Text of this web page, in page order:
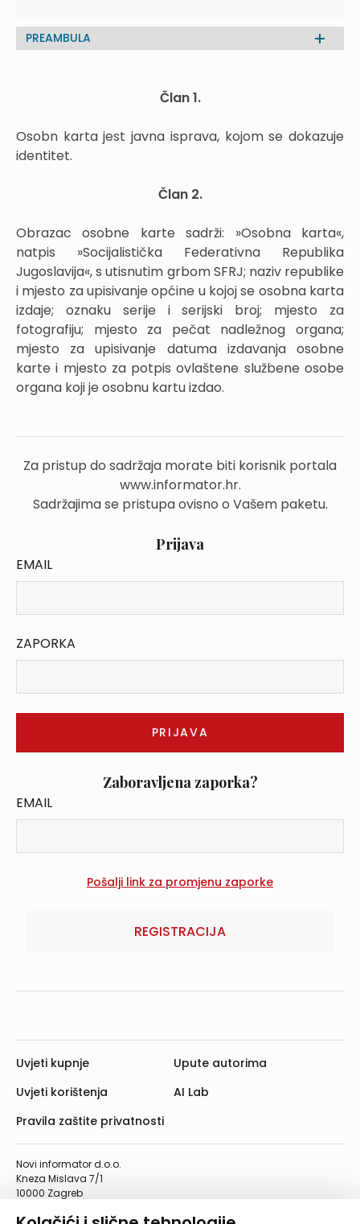
PREAMBULA
Član 1.
Osobn karta jest javna isprava, kojom se dokazuje
identitet.
Član 2.
Obrazac osobne karte sadrži: »Osobna karta«,
natpis »Socijalistička Federativna Republika
Jugoslavija«, s utisnutim grbom SFRJ; naziv republike
i mjesto za upisivanje općine u kojoj se osobna karta
izdaje; oznaku serije i serijski broj; mjesto za
fotografiju; mjesto za pečat nadležnog organa;
mjesto za upisivanje datuma izdavanja osobne
karte i mjesto za potpis ovlaštene službene osobe
organa koji je osobnu kartu izdao.
Za pristup do sadržaja morate biti korisnik portala
www.informator.hr.
Sadržajima se pristupa ovisno o Vašem paketu.
Prijava
EMAIL
ZAPORKA
Zaboravljena zaporka?
EMAIL
REGISTRACIJA
Novi informator d.o.o.
Kneza Mislava 7/1
10000 Zagreb
Uvjeti kupnje
Uvjeti korištenja
Pravila zaštite privatnosti
Upute autorima
AI Lab